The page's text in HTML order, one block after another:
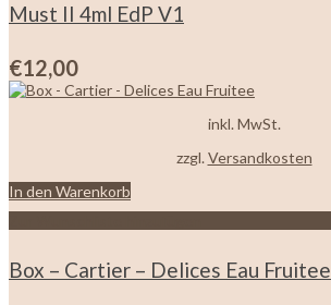
Must II 4ml EdP V1
€12,00
inkl. MwSt.
zzgl. Versandkosten
In den Warenkorb
Box – Cartier – Delices Eau Fruitee